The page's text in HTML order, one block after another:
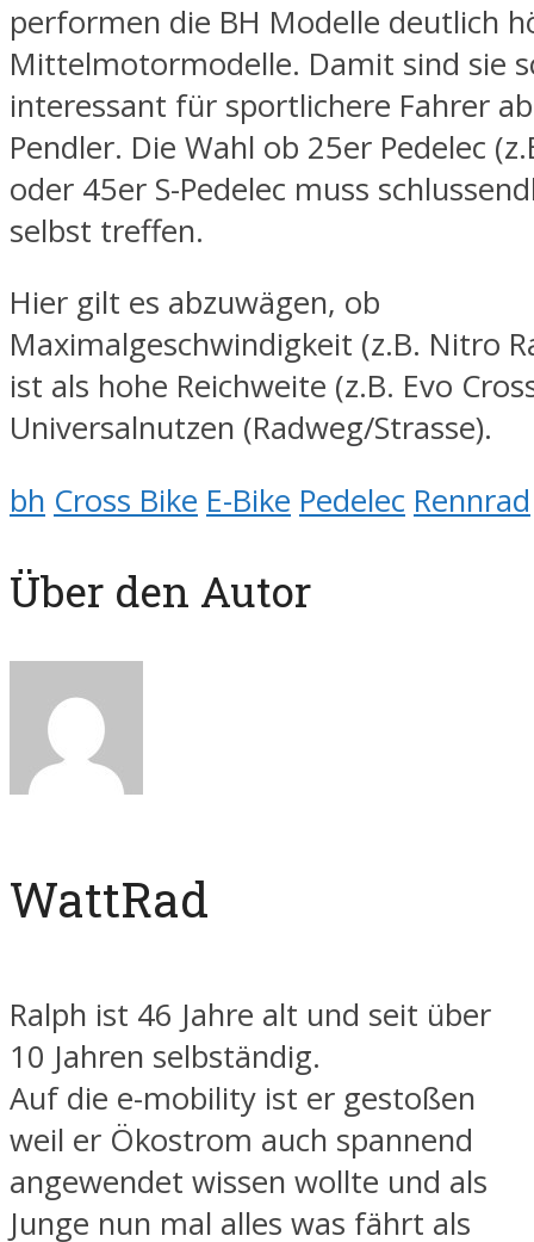
performen die BH Modelle deutlich
Mittelmotormodelle. Damit sind sie
interessant für sportlichere Fahrer
Pendler. Die Wahl ob 25er Pedelec
oder 45er S-Pedelec muss
selbst treffen.
Hier gilt es abzuwägen, ob
Maximalgeschwindigkeit (z.B. Nitro
ist als hohe Reichweite (z.B. Evo
Universalnutzen (Radweg/Strasse).
bh Cross Bike E-Bike Pedelec Rennrad
Über den Autor
WattRad
Ralph ist 46 Jahre alt und seit über
10 Jahren selbständig.
Auf die e-mobility ist er gestoßen
weil er Ökostrom auch spannend
angewendet wissen wollte und als
Junge nun mal alles was fährt als